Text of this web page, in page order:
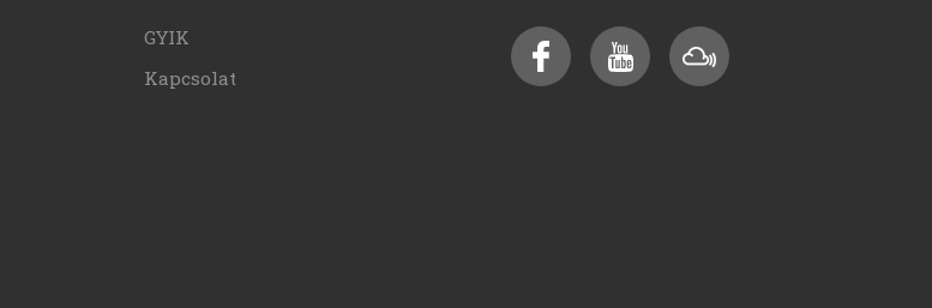
GYIK
Kapcsolat